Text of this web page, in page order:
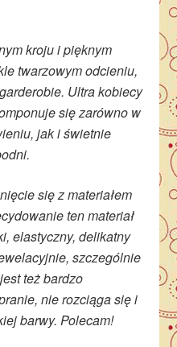
kroju i pięknym
twarzowym odcieniu,
Ultra kobiecy
się zarówno w
jak i świetnie
się z materiałem
ten materiał
elastyczny, delikatny
szczególnie
też bardzo
nie rozciąga się i
barwy. Polecam!